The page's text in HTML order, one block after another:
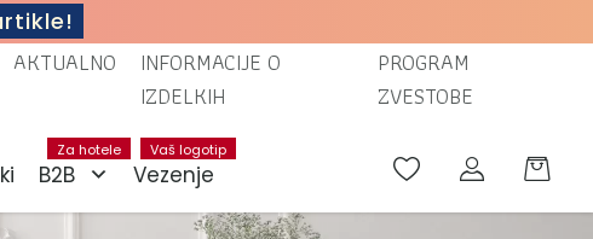
AKTUALNO
INFORMACIJE O
IZDELKIH
PROGRAM
ZVESTOBE
B2B
Za hotele
Vezenje
Vaš logotip